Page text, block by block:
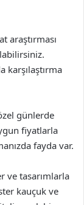
araştırması
karşılaştırma
günlerde
fiyatlarla
fayda var.
ve tasarımlarla
kauçuk ve